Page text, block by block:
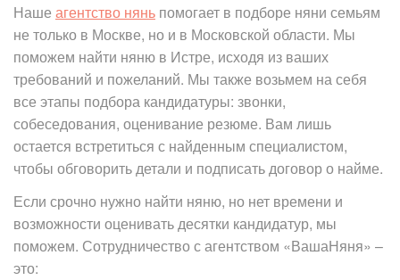
Наше агентство нянь помогает в подборе няни семьям
не только в Москве, но и в Московской области. Мы
поможем найти няню в Истре, исходя из ваших
требований и пожеланий. Мы также возьмем на себя
все этапы подбора кандидатуры: звонки,
собеседования, оценивание резюме. Вам лишь
остается встретиться с найденным специалистом,
чтобы обговорить детали и подписать договор о найме.
Если срочно нужно найти няню, но нет времени и
возможности оценивать десятки кандидатур, мы
поможем. Сотрудничество с агентством «ВашаНяня» –
это: